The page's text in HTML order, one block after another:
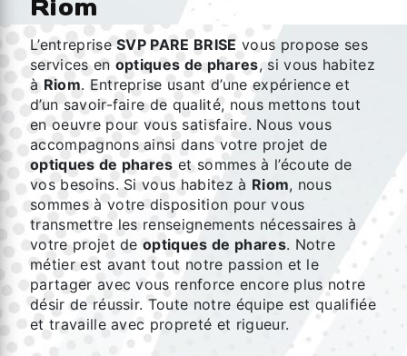
Riom
L’entrepriseSVP PARE BRISE vous propose ses
services en optiques de phares, si vous habitez
à Riom. Entreprise usant d’une expérience et
d’un savoir-faire de qualité, nous mettons tout
en oeuvre pour vous satisfaire. Nous vous
accompagnons ainsi dans votre projet de
optiques de phares et sommes à l’écoute de
vos besoins. Si vous habitez à Riom, nous
sommes à votre disposition pour vous
transmettre les renseignements nécessaires à
votre projet deoptiques de phares. Notre
métier est avant tout notre passion et le
partager avec vous renforce encore plus notre
désir de réussir. Toute notre équipe est qualifiée
et travaille avec propreté et rigueur.